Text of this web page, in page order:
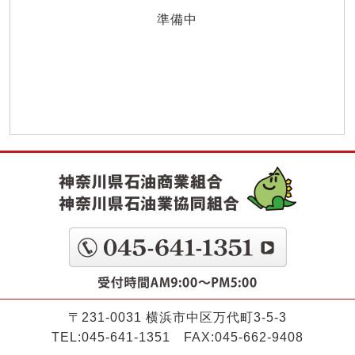
準備中
〒231-0031 横浜市中区万代町3-5-3
TEL:045-641-1351 FAX:045-662-9408